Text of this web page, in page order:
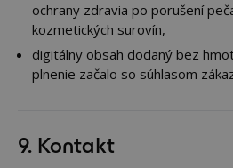
ochrany zdravia po porušení
kozmetických surovín,
digitálny obsah dodaný bez
plnenie začalo so súhlasom
9. Kontakt